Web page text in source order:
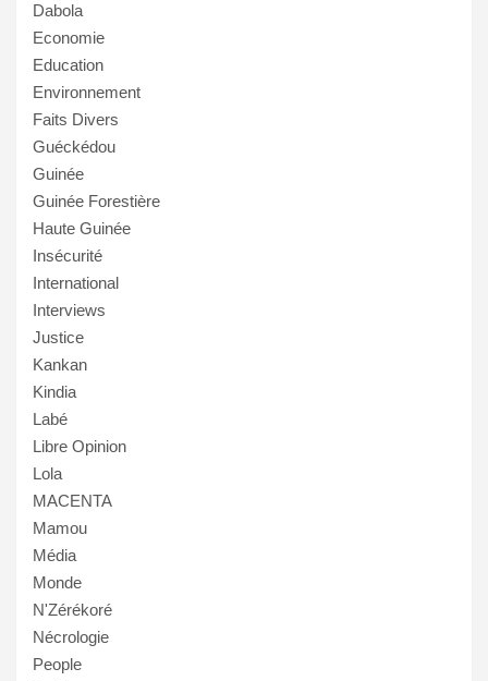
Dabola
Economie
Education
Environnement
Faits Divers
Guéckédou
Guinée
Guinée Forestière
Haute Guinée
Insécurité
International
Interviews
Justice
Kankan
Kindia
Labé
Libre Opinion
Lola
MACENTA
Mamou
Média
Monde
N'Zérékoré
Nécrologie
People